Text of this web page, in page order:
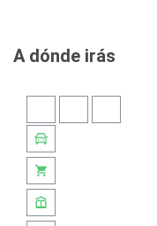
A dónde irás